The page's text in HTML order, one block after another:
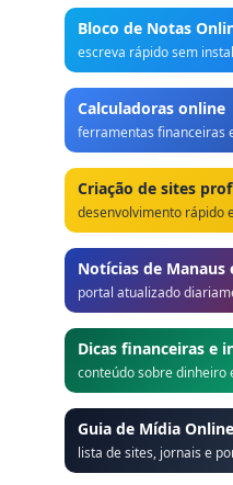
Bloco de Notas
escreva rápido sem
Calculadoras online
ferramentas financeiras
Criação de sites
desenvolvimento rápido
Notícias de Manaus
portal atualizado
Dicas financeiras e
conteúdo sobre dinheiro
Guia de Mídia Online
lista de sites, jornais e